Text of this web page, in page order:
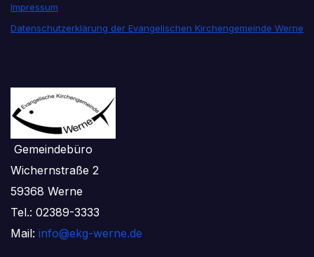
Impressum
Datenschutzerklärung der Evangelischen Kirchengemeinde Werne
Gemeindebüro
Wichernstraße 2
59368 Werne
Tel.: 02389-3333
Mail: info@ekg-werne.de